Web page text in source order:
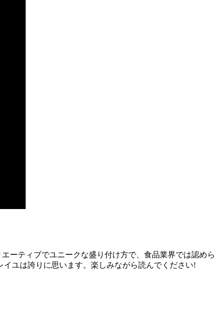
ーティブでユニークな盛り付け方で、食品業界では認めら
ユは誇りに思います。楽しみながら読んでください!